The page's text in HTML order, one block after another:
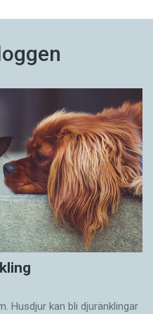
Husdjur kan bli djuränklingar